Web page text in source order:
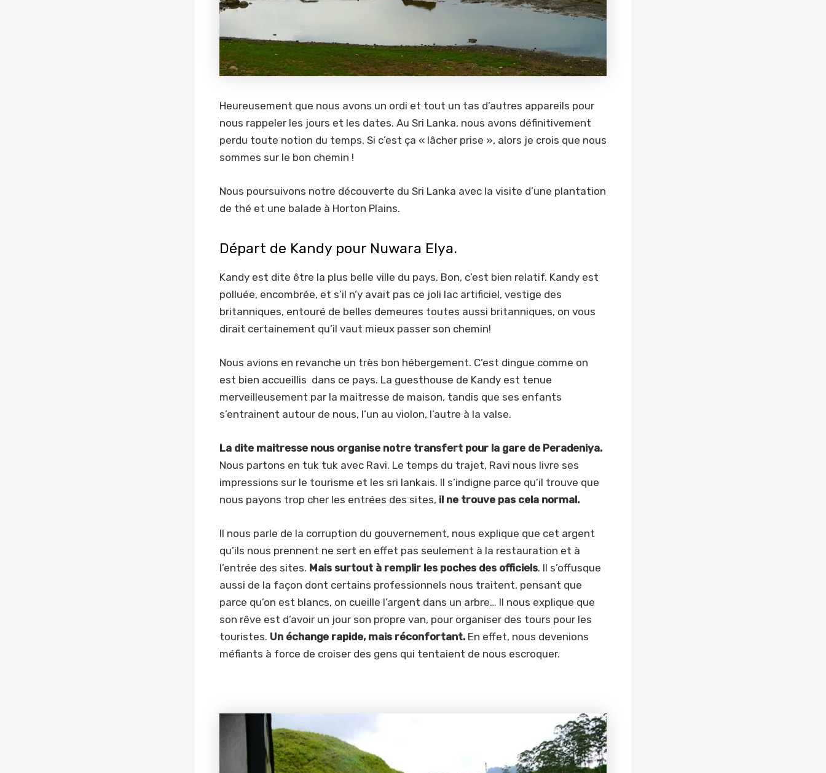
Heureusement que nous avons un ordi et tout un tas d’autres appareils pour
nous rappeler les jours et les dates. Au Sri Lanka, nous avons définitivement
perdu toute notion du temps. Si c’est ça « lâcher prise », alors je crois que nous
sommes sur le bon chemin !
Nous poursuivons notre découverte du Sri Lanka avec la visite d’une plantation
de thé et une balade à Horton Plains.
Départ de Kandy pour Nuwara Elya.
Kandy est dite être la plus belle ville du pays. Bon, c’est bien relatif. Kandy est
polluée, encombrée, et s’il n’y avait pas ce joli lac artificiel, vestige des
britanniques, entouré de belles demeures toutes aussi britanniques, on vous
dirait certainement qu’il vaut mieux passer son chemin!
Nous avions en revanche un très bon hébergement. C’est dingue comme on
est bien accueillis dans ce pays. La guesthouse de Kandy est tenue
merveilleusement par la maitresse de maison, tandis que ses enfants
s’entrainent autour de nous, l’un au violon, l’autre à la valse.
La dite maitresse nous organise notre transfert pour la gare de Peradeniya.
Nous partons en tuk tuk avec Ravi. Le temps du trajet, Ravi nous livre ses
impressions sur le tourisme et les sri lankais. Il s’indigne parce qu’il trouve que
nous payons trop cher les entrées des sites, il ne trouve pas cela normal.
Il nous parle de la corruption du gouvernement, nous explique que cet argent
qu’ils nous prennent ne sert en effet pas seulement à la restauration et à
l’entrée des sites. Mais surtout à remplir les poches des officiels. Il s’offusque
aussi de la façon dont certains professionnels nous traitent, pensant que
parce qu’on est blancs, on cueille l’argent dans un arbre… Il nous explique que
son rêve est d’avoir un jour son propre van, pour organiser des tours pour les
touristes. Un échange rapide, mais réconfortant. En effet, nous devenions
méfiants à force de croiser des gens qui tentaient de nous escroquer.